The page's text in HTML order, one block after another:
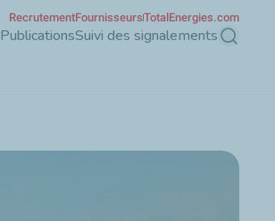
PublicationsSuivi des signalements
RecrutementFournisseursTotalEnergies.com